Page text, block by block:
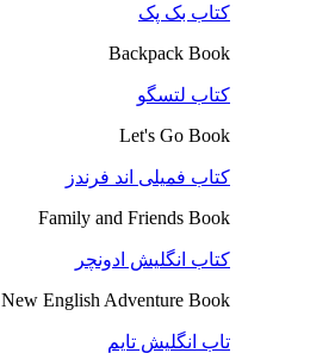
کتاب بک پک
Backpack Book
کتاب لتسگو
Let's Go Book
کتاب فمیلی اند فرندز
Family and Friends Book
کتاب انگلیش ادونچر
New English Adventure Book
تاب انگلیش تایم